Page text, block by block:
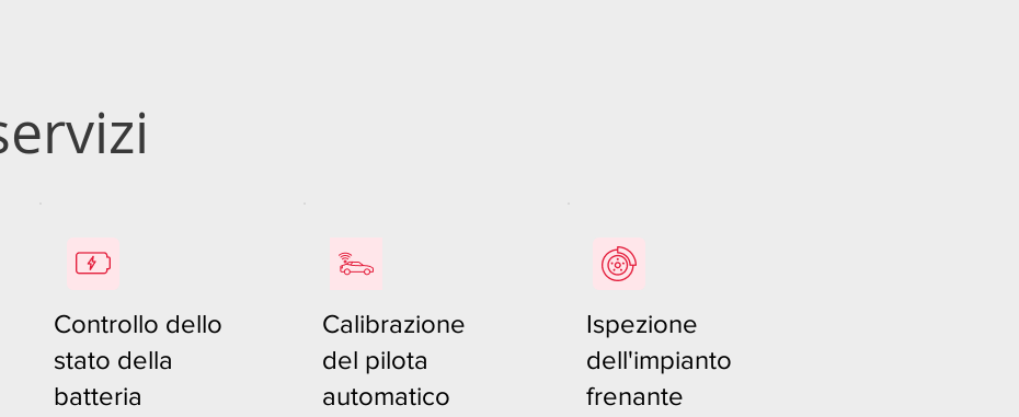
Controllo dello
stato della
batteria
Calibrazione
del pilota
automatico
Ispezione
dell'impianto
frenante